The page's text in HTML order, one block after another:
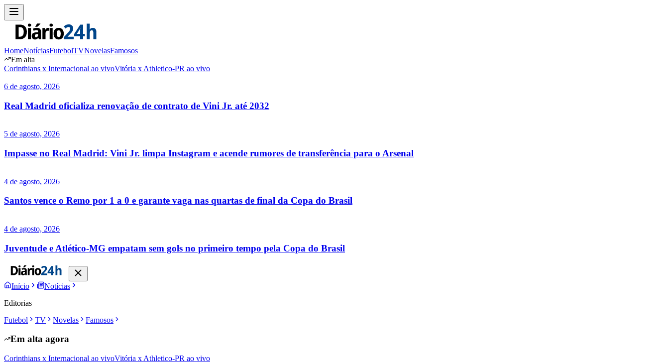
HomeNotíciasFutebolTVNovelasFamosos
Em alta
Corinthians x Internacional ao vivoVitória x Athletico-PR ao vivo
6 de agosto, 2026
Real Madrid oficializa renovação de contrato de Vini Jr. até 2032
5 de agosto, 2026
Impasse no Real Madrid: Vini Jr. limpa Instagram e acende rumores de transferência para o Arsenal
4 de agosto, 2026
Santos vence o Remo por 1 a 0 e garante vaga nas quartas de final da Copa do Brasil
4 de agosto, 2026
Juventude e Atlético-MG empatam sem gols no primeiro tempo pela Copa do Brasil
Início
Notícias
Editorias
Futebol
TV Novelas Famosos
Em alta agora
Corinthians x Internacional ao vivoVitória x Athletico-PR ao vivo